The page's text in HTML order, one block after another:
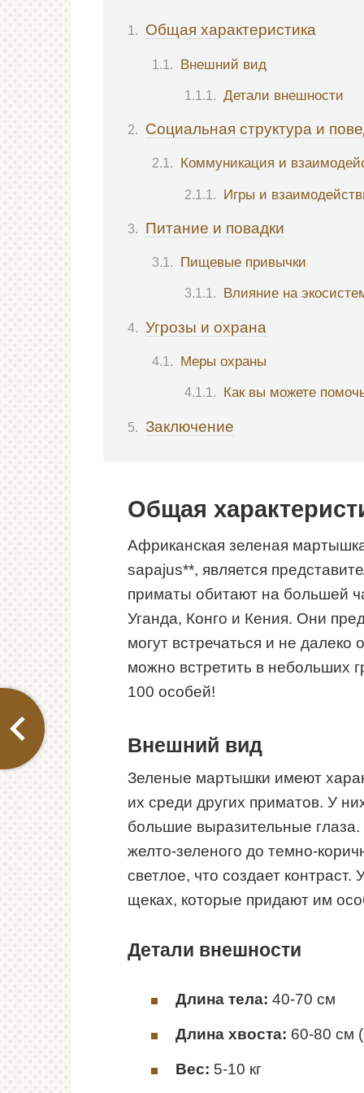
Общая характеристика
Внешний вид
Детали внешности
Социальная структура и
Коммуникация и
Игры и
Питание и повадки
Пищевые привычки
Влияние на
Угрозы и охрана
Меры охраны
Как вы можете
Заключение
Общая
Африканская зеленая
sapajus**, является
приматы обитают на большей
Уганда, Конго и Кения. Они
могут встречаться и не
можно встретить в небольших
100 особей!
Внешний вид
Зеленые мартышки имеют
их среди других приматов. У
большие выразительные
желто-зеленого до темно-
светлое, что создает
щеках, которые придают им
Детали внешности
Длина тела: 40-70 см
Длина хвоста: 60-80 см
Вес: 5-10 кг